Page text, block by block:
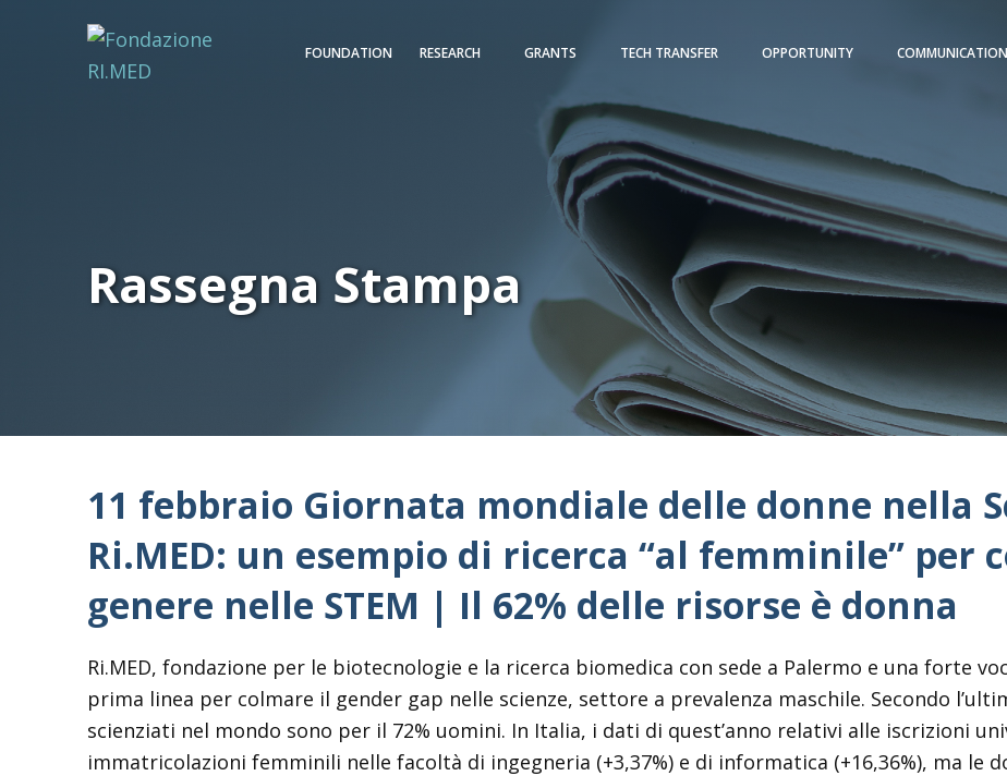
FOUNDATION RESEARCH GRANTS TECH TRANSFER OPPORTUNITY COMMUNICATION
Rassegna Stampa
11 febbraio Giornata mondiale delle donne nella
Ri.MED: un esempio di ricerca “al femminile” per
genere nelle STEM | Il 62% delle risorse è donna
Ri.MED, fondazione per le biotecnologie e la ricerca biomedica con sede a Palermo e una forte
prima linea per colmare il gender gap nelle scienze, settore a prevalenza maschile. Secondo
scienziati nel mondo sono per il 72% uomini. In Italia, i dati di quest’anno relativi alle iscrizioni
immatricolazioni femminili nelle facoltà di ingegneria (+3,37%) e di informatica (+16,36%), ma le